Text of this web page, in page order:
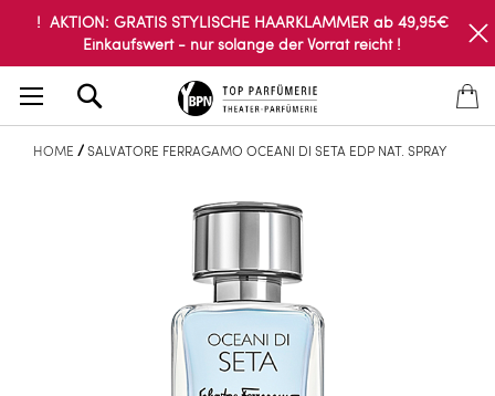
! AKTION: GRATIS STYLISCHE HAARKLAMMER ab 49,95€
Einkaufswert - nur solange der Vorrat reicht !
HOME SALVATORE FERRAGAMO OCEANI DI SETA EDP NAT. SPRAY